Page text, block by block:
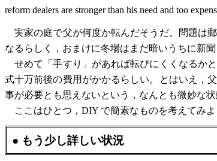
reform dealers are stronger than his need and too
実家の庭で父が何度か転んだそうだ。問題は
なるらしく，おまけに冬場はまだ暗いうちに新
せめて「手すり」があれば転びにくくなるか
式十万前後の費用がかかるらしい。とはいえ，
事が必要とも思えないという，なんとも微妙な状
ここはひとつ，DIY で簡素なものを考えてみよ
● もう少し詳しい状況